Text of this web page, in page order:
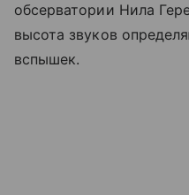
обсерватории Нила
высота звуков
вспышек.